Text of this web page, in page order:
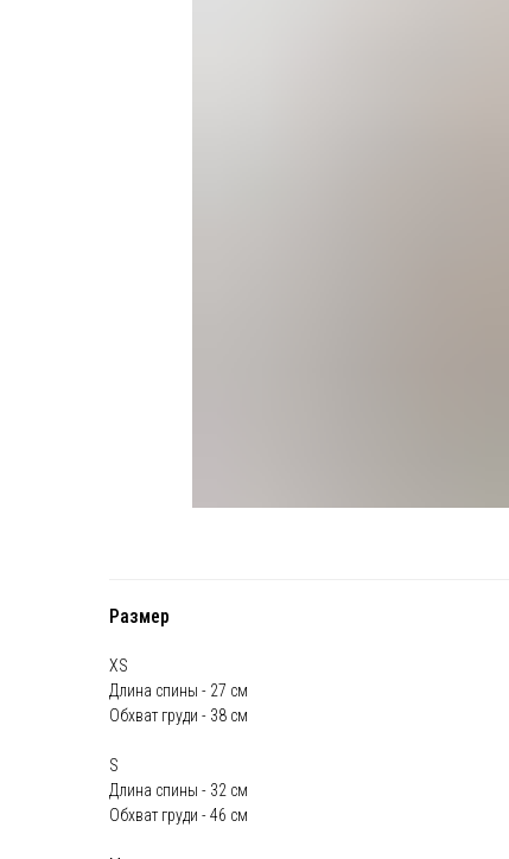
Размер
XS
Длина спины - 27 см
Обхват груди - 38 см
S
Длина спины - 32 см
Обхват груди - 46 см